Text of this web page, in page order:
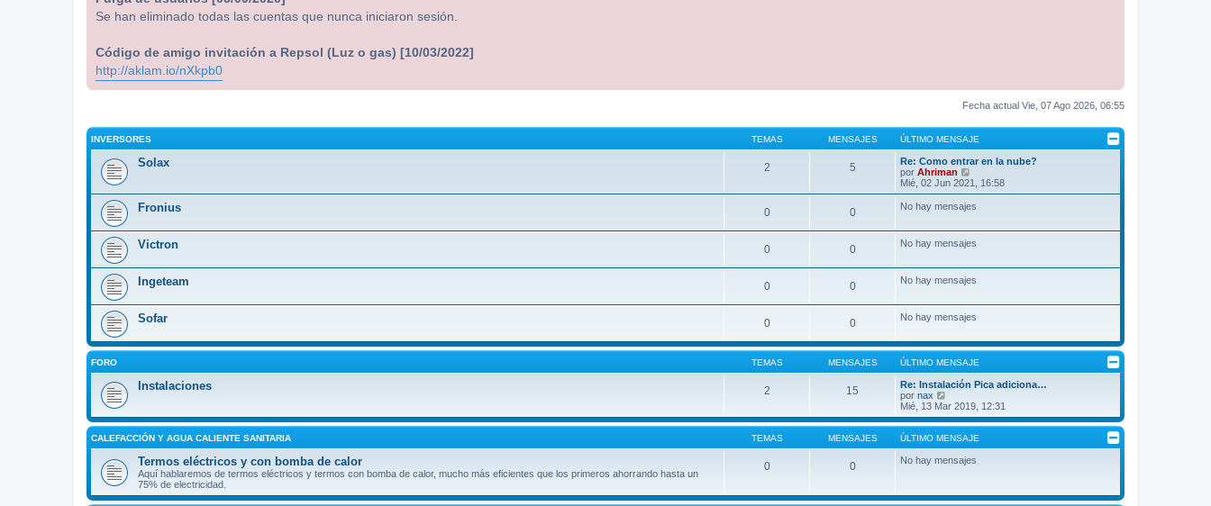
Se han eliminado todas las cuentas que nunca iniciaron sesión.
Código de amigo invitación a Repsol (Luz o gas) [10/03/2022]
http://aklam.io/nXkpb0
Fecha actual Vie, 07 Ago 2026, 06:55
INVERSORES TEMAS MENSAJES ÚLTIMO MENSAJE
Solax 2 5
Re: Como entrar en la nube?
por Ahriman
e
r
ú
i
m
m
e
j
Mié, 02 Jun 2021, 16:58
Fronius 0 0 No hay mensajes
Victron 0 0 No hay mensajes
Ingeteam 0 0 No hay mensajes
Sofar 0 0 No hay mensajes
FORO TEMAS MENSAJES ÚLTIMO MENSAJE
Instalaciones 2 15
Re: Instalación Pica adiciona…
por nax
e
r
ú
l
t
i
e
Mié, 13 Mar 2019, 12:31
CALEFACCIÓN Y AGUA CALIENTE SANITARIA TEMAS MENSAJES ÚLTIMO MENSAJE
Termos eléctricos y con bomba de calor
Aquí hablaremos de termos eléctricos y termos con bomba de calor, mucho más eficientes que los primeros ahorrando hasta un
75% de electricidad.
0 0 No hay mensajes